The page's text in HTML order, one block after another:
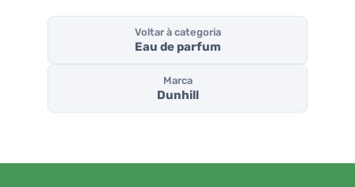
Voltar à categoria
Eau de parfum
Marca
Dunhill